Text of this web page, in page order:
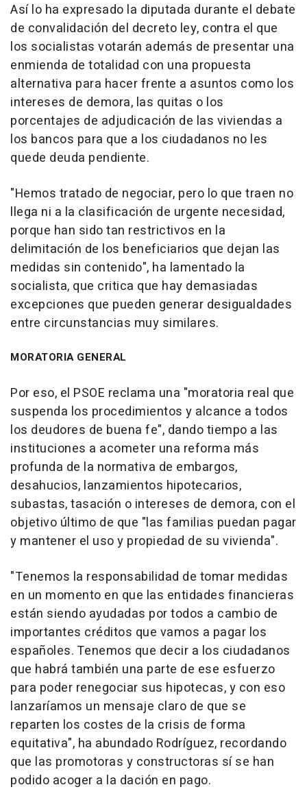
Así lo ha expresado la diputada durante el debate
de convalidación del decreto ley, contra el que
los socialistas votarán además de presentar una
enmienda de totalidad con una propuesta
alternativa para hacer frente a asuntos como los
intereses de demora, las quitas o los
porcentajes de adjudicación de las viviendas a
los bancos para que a los ciudadanos no les
quede deuda pendiente.
"Hemos tratado de negociar, pero lo que traen no
llega ni a la clasificación de urgente necesidad,
porque han sido tan restrictivos en la
delimitación de los beneficiarios que dejan las
medidas sin contenido", ha lamentado la
socialista, que critica que hay demasiadas
excepciones que pueden generar desigualdades
entre circunstancias muy similares.
MORATORIA GENERAL
Por eso, el PSOE reclama una "moratoria real que
suspenda los procedimientos y alcance a todos
los deudores de buena fe", dando tiempo a las
instituciones a acometer una reforma más
profunda de la normativa de embargos,
desahucios, lanzamientos hipotecarios,
subastas, tasación o intereses de demora, con el
objetivo último de que "las familias puedan pagar
y mantener el uso y propiedad de su vivienda".
"Tenemos la responsabilidad de tomar medidas
en un momento en que las entidades financieras
están siendo ayudadas por todos a cambio de
importantes créditos que vamos a pagar los
españoles. Tenemos que decir a los ciudadanos
que habrá también una parte de ese esfuerzo
para poder renegociar sus hipotecas, y con eso
lanzaríamos un mensaje claro de que se
reparten los costes de la crisis de forma
equitativa", ha abundado Rodríguez, recordando
que las promotoras y constructoras sí se han
podido acoger a la dación en pago.